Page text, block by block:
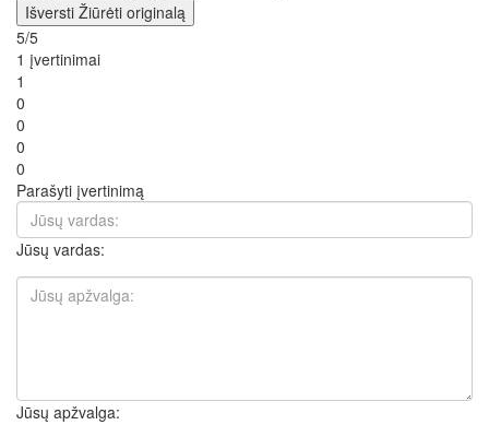
Išversti Žiūrėti originalą
5/5
1 įvertinimai
1
0
0
0
0
Parašyti įvertinimą
Jūsų vardas:
Jūsų apžvalga: